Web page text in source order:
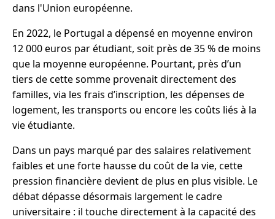
dans l'Union européenne.
En 2022, le Portugal a dépensé en moyenne environ
12 000 euros par étudiant, soit près de 35 % de moins
que la moyenne européenne. Pourtant, près d’un
tiers de cette somme provenait directement des
familles, via les frais d’inscription, les dépenses de
logement, les transports ou encore les coûts liés à la
vie étudiante.
Dans un pays marqué par des salaires relativement
faibles et une forte hausse du coût de la vie, cette
pression financière devient de plus en plus visible. Le
débat dépasse désormais largement le cadre
universitaire : il touche directement à la capacité des